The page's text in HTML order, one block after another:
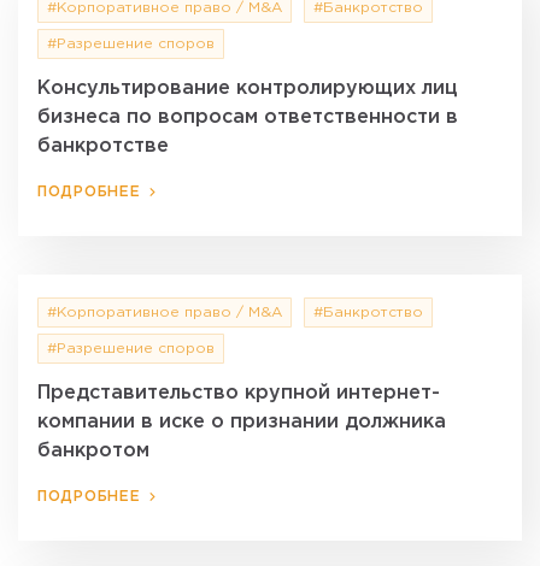
#Корпоративное право / M&A #Банкротство
#Разрешение споров
Консультирование контролирующих лиц
бизнеса по вопросам ответственности в
банкротстве
ПОДРОБНЕЕ
#Корпоративное право / M&A #Банкротство
#Разрешение споров
Представительство крупной интернет-
компании в иске о признании должника
банкротом
ПОДРОБНЕЕ